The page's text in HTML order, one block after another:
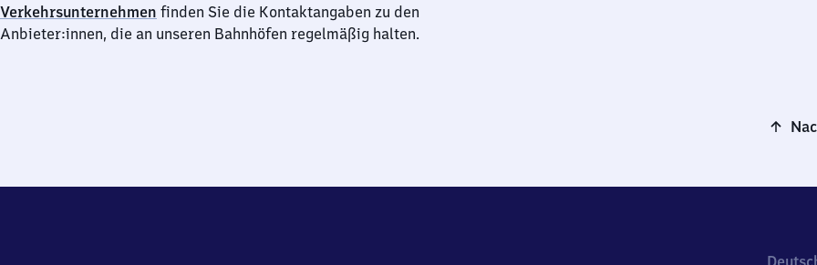
Verkehrsunternehmen finden Sie die Kontaktangaben zu den
Anbieter:innen, die an unseren Bahnhöfen regelmäßig halten.